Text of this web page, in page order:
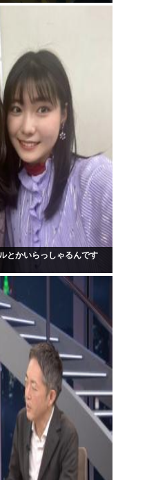
とかいらっしゃるんです